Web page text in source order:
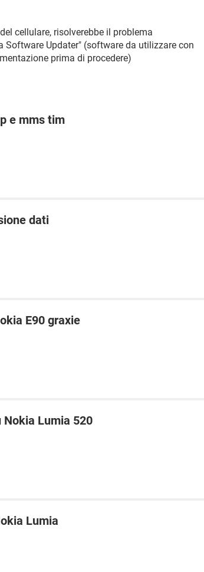
cellulare, risolverebbe il problema
Updater" (software da utilizzare con
prima di procedere)
e mms tim
dati
E90 graxie
Nokia Lumia 520
Lumia